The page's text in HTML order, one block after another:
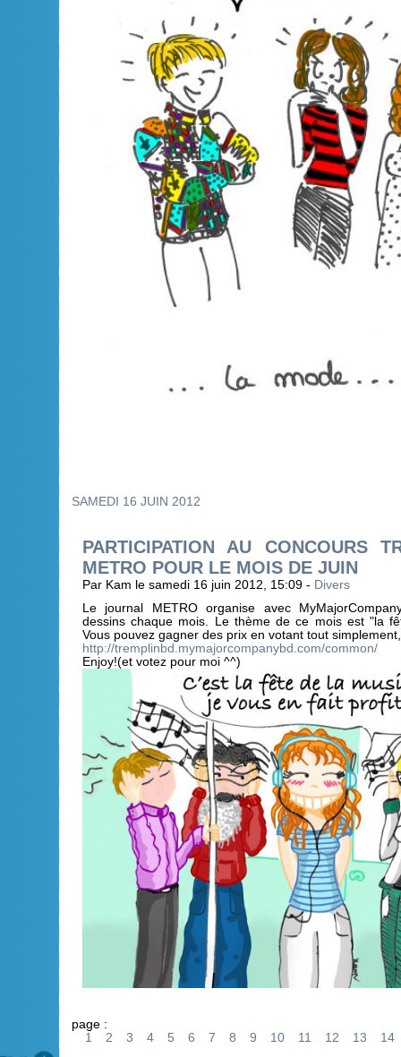
SAMEDI 16 JUIN 2012
PARTICIPATION AU CONCOURS
METRO POUR LE MOIS DE JUIN
Par Kam le samedi 16 juin 2012, 15:09 - Divers
Le journal METRO organise avec
dessins chaque mois. Le thème de ce mois est "la
Vous pouvez gagner des prix en votant tout
http://tremplinbd.mymajorcompanybd.com/common/
Enjoy!(et votez pour moi ^^)
page :
1
2 3 4 5 6 7 8 9 10 11 12 13 14